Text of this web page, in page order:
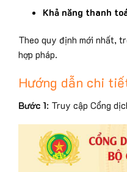
Khả năng thanh
Theo quy định mới nhất,
hợp pháp.
Hướng dẫn chi
Bước 1: Truy cập Cổng